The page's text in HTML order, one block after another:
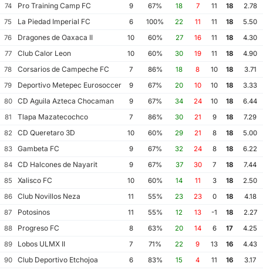
74
Pro Training Camp FC 9 67% 18 7 11 18
2.78
75
La Piedad Imperial FC 6 100% 22 11 11 18
5.50
76
Dragones de Oaxaca II 10 60% 27 16 11 18
4.30
77
Club Calor Leon 10 60% 30 19 11 18
4.90
78
Corsarios de Campeche FC 7 86% 18 8 10 18
3.71
79
Deportivo Metepec Eurosoccer FC
9 67% 20 10 10 18
3.33
80
CD Aguila Azteca Chocaman 9 67% 34 24 10 18
6.44
81
Tlapa Mazatecochco 7 86% 30 21 9 18
7.29
82
CD Queretaro 3D 10 60% 29 21 8 18
5.00
83
Gambeta FC 9 67% 32 24 8 18
6.22
84
CD Halcones de Nayarit 9 67% 37 30 7 18
7.44
85
Xalisco FC 10 60% 14 11 3 18
2.50
86
Club Novillos Neza 11 55% 23 23 0 18
4.18
87
Potosinos 11 55% 12 13 -1 18
2.27
88
Progreso FC 8 63% 20 14 6 17
4.25
89
Lobos ULMX II 7 71% 22 9 13 16
4.43
90
Club Deportivo Etchojoa 6 83% 15 4 11 16
3.17